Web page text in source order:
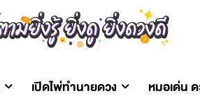
เปิดไพ่ทำนายดวง หมอเด่น